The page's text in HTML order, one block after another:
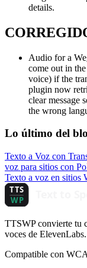
details.
Audio for a
come out in
voice) if the
plugin now
clear message
the wrong
Lo último del
Texto a Voz con
voz para sitios con
Texto a voz en sitios
TTSWP convierte tu
voces de ElevenLabs.
Compatible con